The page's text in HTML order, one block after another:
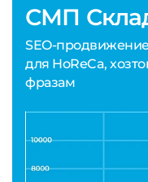
СМП
SEO-
для HoReCa,
фразам